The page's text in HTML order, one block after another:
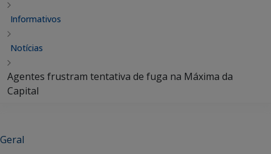
Informativos
Notícias
Agentes frustram tentativa de fuga na Máxima da
Capital
Geral